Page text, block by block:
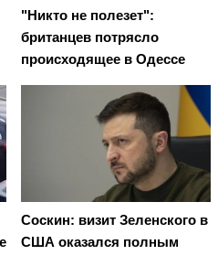
"Никто не полезет":
британцев потрясло
происходящее в Одессе
Соскин: визит Зеленского в
США оказался полным